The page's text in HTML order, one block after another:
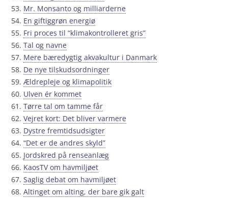
Mr. Monsanto og milliarderne
En giftiggrøn energiø
Fri proces til “klimakontrolleret gris”
Tal og navne
Mere bæredygtig akvakultur i Danmark
De nye tilskudsordninger
Ældrepleje og klimapolitik
Ulven ér kommet
Tørre tal om tamme får
Vejret kort: Det bliver varmere
Dystre fremtidsudsigter
“Det er de andres skyld”
Jordskred på renseanlæg
KaosTV om havmiljøet
Saglig debat om havmiljøet
Altinget om alting, der bare gik galt